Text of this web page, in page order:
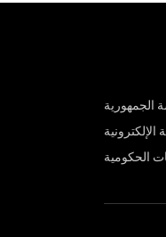
الجمهورية
الإلكترونية
الحكومية